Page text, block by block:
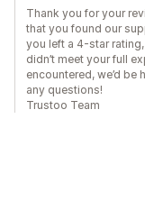
Thank you for your
that you found our
you left a 4-star
didn’t meet your full
encountered, we’d be
any questions!
Trustoo Team